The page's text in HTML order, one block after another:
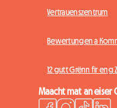
Vertrauenszentrum
Bewertungen a
12 gutt Grënn fir eng
Maacht mat an eiser